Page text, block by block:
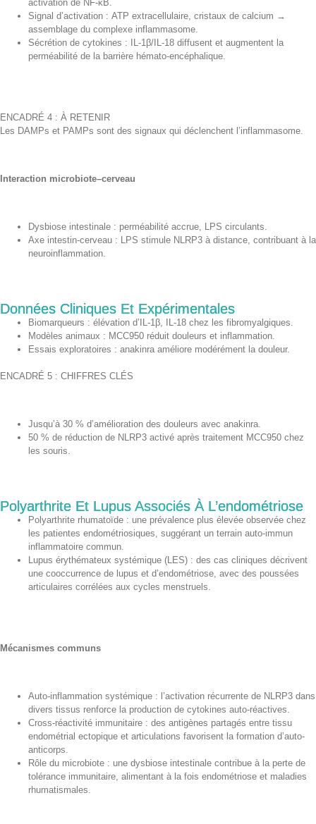
activation de NF-κB.
Signal d’activation : ATP extracellulaire, cristaux de calcium →
assemblage du complexe inflammasome.
Sécrétion de cytokines : IL-1β/IL-18 diffusent et augmentent la
perméabilité de la barrière hémato-encéphalique.
ENCADRÉ 4 : À RETENIR
Les DAMPs et PAMPs sont des signaux qui déclenchent l’inflammasome.
Interaction microbiote–cerveau
Dysbiose intestinale : perméabilité accrue, LPS circulants.
Axe intestin-cerveau : LPS stimule NLRP3 à distance, contribuant à la
neuroinflammation.
Données Cliniques Et Expérimentales
Biomarqueurs : élévation d’IL-1β, IL-18 chez les fibromyalgiques.
Modèles animaux : MCC950 réduit douleurs et inflammation.
Essais exploratoires : anakinra améliore modérément la douleur.
ENCADRÉ 5 : CHIFFRES CLÉS
Jusqu’à 30 % d’amélioration des douleurs avec anakinra.
50 % de réduction de NLRP3 activé après traitement MCC950 chez
les souris.
Polyarthrite Et Lupus Associés À L’endométriose
Polyarthrite rhumatoïde : une prévalence plus élevée observée chez
les patientes endométriosiques, suggérant un terrain auto-immun
inflammatoire commun.
Lupus érythémateux systémique (LES) : des cas cliniques décrivent
une cooccurrence de lupus et d’endométriose, avec des poussées
articulaires corrélées aux cycles menstruels.
Mécanismes communs
Auto-inflammation systémique : l’activation récurrente de NLRP3 dans
divers tissus renforce la production de cytokines auto-réactives.
Cross-réactivité immunitaire : des antigènes partagés entre tissu
endométrial ectopique et articulations favorisent la formation d’auto-
anticorps.
Rôle du microbiote : une dysbiose intestinale contribue à la perte de
tolérance immunitaire, alimentant à la fois endométriose et maladies
rhumatismales.